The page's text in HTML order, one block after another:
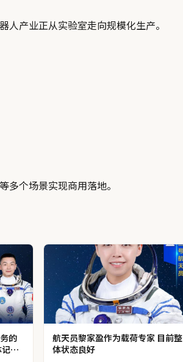
产业正从实验室走向规模化生产。
多个场景实现商用落地。
的
者
航天员黎家盈作为载荷专家 目前整
体状态良好